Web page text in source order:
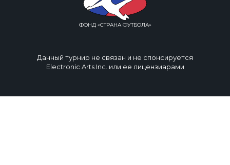
ФОНД «СТРАНА ФУТБОЛА»
Данный турнир не связан и не спонсируется
Electronic Arts Inc. или ее лицензиарами